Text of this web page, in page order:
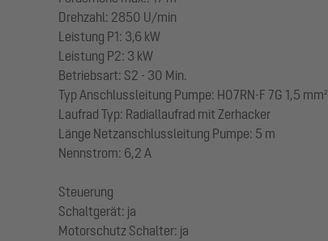
Drehzahl: 2850 U/min
Leistung P1: 3,6 kW
Leistung P2: 3 kW
Betriebsart: S2 - 30 Min.
Typ Anschlussleitung Pumpe: H07RN-F 7G 1,5 mm²
Laufrad Typ: Radiallaufrad mit Zerhacker
Länge Netzanschlussleitung Pumpe: 5 m
Nennstrom: 6,2 A
Steuerung
Schaltgerät: ja
Motorschutz Schalter: ja